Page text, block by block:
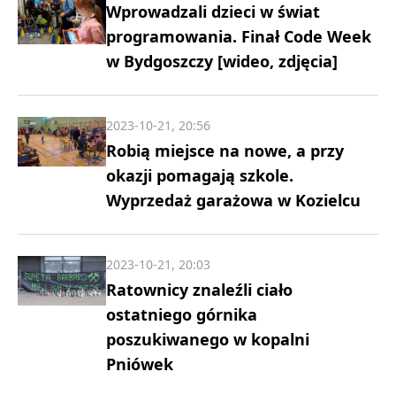
Wprowadzali dzieci w świat
programowania. Finał Code Week
w Bydgoszczy [wideo, zdjęcia]
Robią miejsce na nowe, a przy
okazji pomagają szkole.
Wyprzedaż garażowa w Kozielcu
2023-10-21, 20:56
Ratownicy znaleźli ciało
ostatniego górnika
poszukiwanego w kopalni
Pniówek
2023-10-21, 20:03